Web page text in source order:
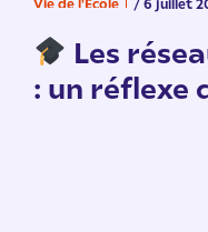
Les
: un réflexe